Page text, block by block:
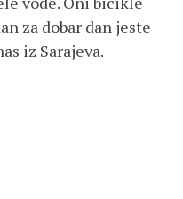
za dobar dan jeste
iz Sarajeva.